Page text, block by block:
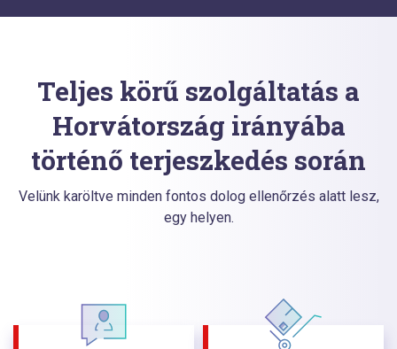
Teljes körű szolgáltatás a
Horvátország irányába
történő terjeszkedés során
Velünk karöltve minden fontos dolog ellenőrzés alatt lesz,
egy helyen.